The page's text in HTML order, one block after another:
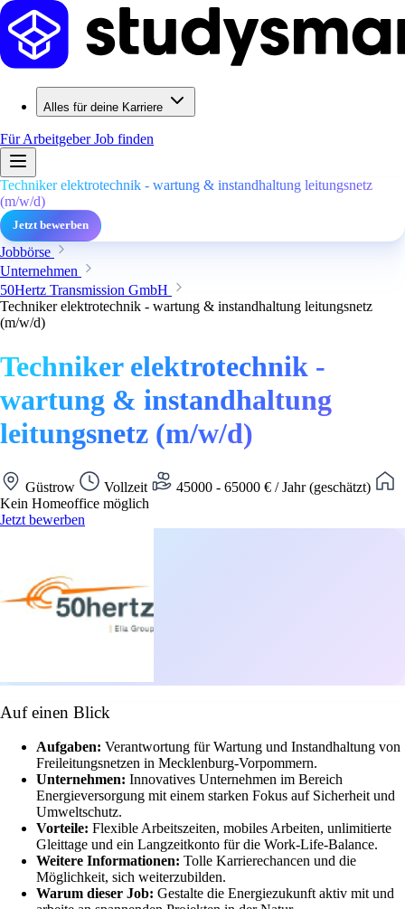
Alles für deine Karriere
Für ArbeitgeberJob finden
Techniker elektrotechnik - wartung & instandhaltung leitungsnetz
(m/w/d)
Jetzt bewerben
Jobbörse
Unternehmen
50Hertz Transmission GmbH
Techniker elektrotechnik - wartung & instandhaltung leitungsnetz
(m/w/d)
Techniker elektrotechnik -
wartung & instandhaltung
leitungsnetz (m/w/d)
Güstrow Vollzeit
45000 - 65000 € / Jahr (geschätzt)
Kein Homeoffice möglich
Jetzt bewerben
Auf einen Blick
Aufgaben: Verantwortung für Wartung und Instandhaltung von
Freileitungsnetzen in Mecklenburg-Vorpommern.
Unternehmen: Innovatives Unternehmen im Bereich
Energieversorgung mit einem starken Fokus auf Sicherheit und
Umweltschutz.
Vorteile: Flexible Arbeitszeiten, mobiles Arbeiten, unlimitierte
Gleittage und ein Langzeitkonto für die Work-Life-Balance.
Weitere Informationen: Tolle Karrierechancen und die
Möglichkeit, sich weiterzubilden.
Warum dieser Job: Gestalte die Energiezukunft aktiv mit und